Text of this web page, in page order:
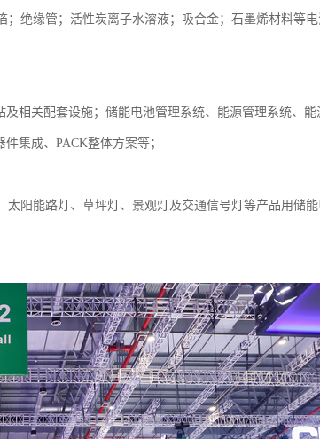
绝缘管；活性炭离子水溶液；吸合金；石墨烯材料等
相关配套设施；储能电池管理系统、能源管理系统、能
集成、PACK整体方案等；
阳能路灯、草坪灯、景观灯及交通信号灯等产品用储